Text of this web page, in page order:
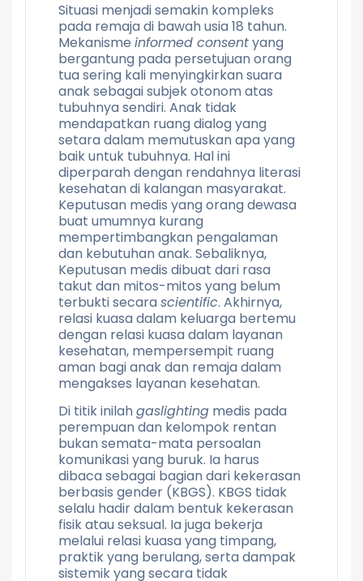
Situasi menjadi semakin kompleks
pada remaja di bawah usia 18 tahun.
Mekanisme informed consentyang
bergantung pada persetujuan orang
tua sering kali menyingkirkan suara
anak sebagai subjek otonom atas
tubuhnya sendiri. Anak tidak
mendapatkan ruang dialog yang
setara dalam memutuskan apa yang
baik untuk tubuhnya. Hal ini
diperparah dengan rendahnya literasi
kesehatan di kalangan masyarakat.
Keputusan medis yang orang dewasa
buat umumnya kurang
mempertimbangkan pengalaman
dan kebutuhan anak. Sebaliknya,
Keputusan medis dibuat dari rasa
takut dan mitos-mitos yang belum
terbukti secarascientific. Akhirnya,
relasi kuasa dalam keluarga bertemu
dengan relasi kuasa dalam layanan
kesehatan, mempersempit ruang
aman bagi anak dan remaja dalam
mengakses layanan kesehatan.
Di titik inilahgaslighting medis pada
perempuan dan kelompok rentan
bukan semata-mata persoalan
komunikasi yang buruk. Ia harus
dibaca sebagai bagian dari kekerasan
berbasis gender (KBGS). KBGS tidak
selalu hadir dalam bentuk kekerasan
fisik atau seksual. Ia juga bekerja
melalui relasi kuasa yang timpang,
praktik yang berulang, serta dampak
sistemik yang secara tidak